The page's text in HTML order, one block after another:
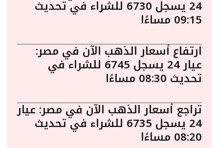
24 يسجل 6730 للشراء في تحديث
09:15 مساءًا
ارتفاع أسعار الذهب الآن في مصر:
عيار 24 يسجل 6745 للشراء في
تحديث 08:30 مساءًا
تراجع أسعار الذهب الآن في مصر: عيار
24 يسجل 6735 للشراء في تحديث
08:20 مساءًا